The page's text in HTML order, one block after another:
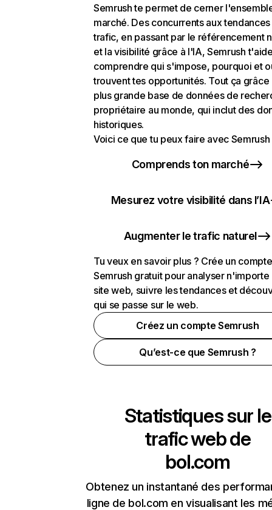
Semrush te permet de cerner
marché. Des concurrents aux
trafic, en passant par le référencement
et la visibilité grâce à l'IA, Semrush
comprendre qui s'impose, pourquoi et
trouvent tes opportunités. Tout ça grâce
plus grande base de données de
propriétaire au monde, qui inclut des
historiques.
Voici ce que tu peux faire avec Semrush
Comprends ton marché
Mesurez votre visibilité dans l’IA
Augmenter le trafic naturel
Tu veux en savoir plus ? Crée un compte
Semrush gratuit pour analyser n'importe
site web, suivre les tendances et
qui se passe sur le web.
Créez un compte Semrush
Qu’est-ce que Semrush ?
Statistiques sur le
trafic web de
bol.com
Obtenez un instantané des
ligne de bol.com en visualisant les